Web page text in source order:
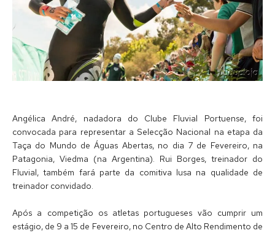
Angélica André, nadadora do Clube Fluvial Portuense, foi
convocada para representar a Selecção Nacional na etapa da
Taça do Mundo de Águas Abertas, no dia 7 de Fevereiro, na
Patagonia, Viedma (na Argentina). Rui Borges, treinador do
Fluvial, também fará parte da comitiva lusa na qualidade de
treinador convidado.
Após a competição os atletas portugueses vão cumprir um
estágio, de 9 a 15 de Fevereiro, no Centro de Alto Rendimento de